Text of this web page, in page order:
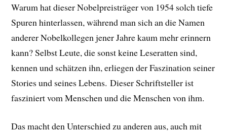
Warum hat dieser Nobelpreisträger von 1954 solch tiefe
Spuren hinterlassen, während man sich an die Namen
anderer Nobelkollegen jener Jahre kaum mehr erinnern
kann? Selbst Leute, die sonst keine Leseratten sind,
kennen und schätzen ihn, erliegen der Faszination seiner
Stories und seines Lebens. Dieser Schriftsteller ist
fasziniert vom Menschen und die Menschen von ihm.
Das macht den Unterschied zu anderen aus, auch mit